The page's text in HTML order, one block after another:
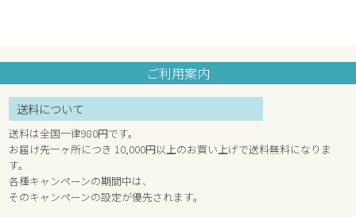
ご利用案内
送料について
送料は全国一律980円です。
お届け先一ヶ所につき 10,000円以上のお買い上げで送料無料になりま
す。
各種キャンペーンの期間中は、
そのキャンペーンの設定が優先されます。